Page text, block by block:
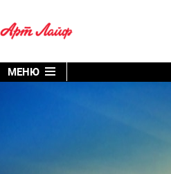
МЕНЮ